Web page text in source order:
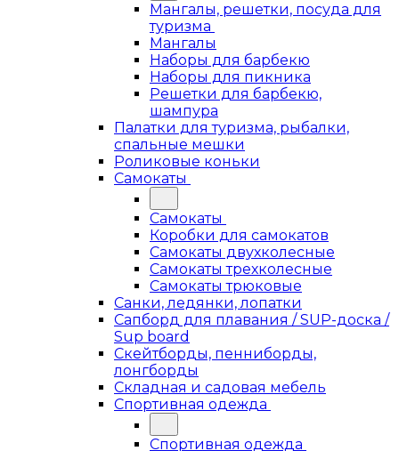
Мангалы, решетки, посуда для
туризма
Мангалы
Наборы для барбекю
Наборы для пикника
Решетки для барбекю,
шампура
Палатки для туризма, рыбалки,
спальные мешки
Роликовые коньки
Самокаты
Самокаты
Коробки для самокатов
Самокаты двухколесные
Самокаты трехколесные
Самокаты трюковые
Санки, ледянки, лопатки
Сапборд для плавания / SUP-доска /
Sup board
Скейтборды, пенниборды,
лонгборды
Складная и садовая мебель
Спортивная одежда
Спортивная одежда